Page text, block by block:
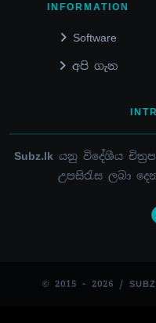
INFORMATION
Software
අපි ගැන
Subz.lk යනු විදේශීය
උපසිරැස ලබා
© 2015 - 2026 /